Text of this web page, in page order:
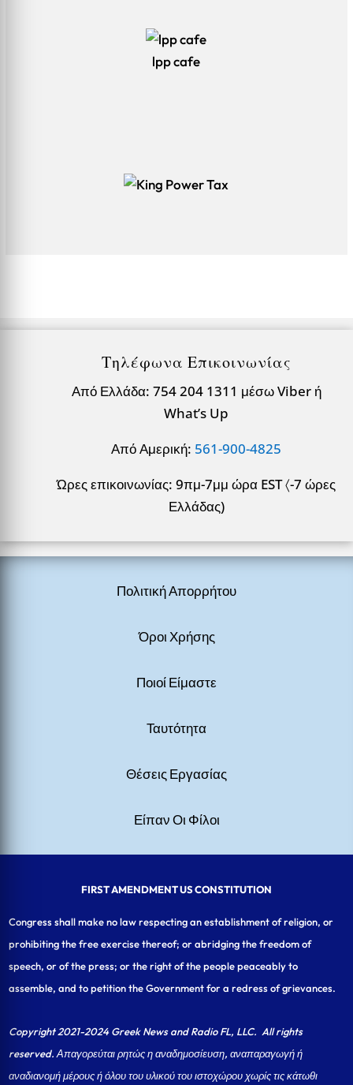
lpp cafe
Τηλέφωνα Επικοινωνίας
Από Ελλάδα: 754 204 1311 μέσω Viber ή
What’s Up
Από Αμερική: 561-900-4825
Ώρες επικοινωνίας: 9πμ-7μμ ώρα EST 〈-7 ώρες
Ελλάδας)
Πολιτική Απορρήτου
Όροι Χρήσης
Ποιοί Είμαστε
Ταυτότητα
Θέσεις Εργασίας
Είπαν Οι Φίλοι
FIRST AMENDMENT US CONSTITUTION
Congress shall make no law respecting an establishment of religion, or
prohibiting the free exercise thereof; or abridging the freedom of
speech, or of the press; or the right of the people peaceably to
assemble, and to petition the Government for a redress of grievances.
Copyright 2021-2024 Greek News and Radio FL, LLC. All rights
reserved. Απαγορεύται ρητώς η αναδημοσίευση, αναπαραγωγή ή
αναδιανομή μέρους ή όλου του υλικού του ιστοχώρου χωρίς τις κάτωθι